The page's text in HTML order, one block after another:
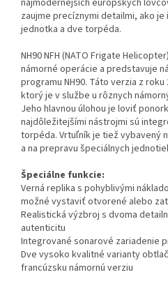
zaujme precíznymi detailmi, ako
jednotka a dve torpéda.
NH90 NFH (NATO Frigate
námorné operácie a predstavuje
programu NH90. Táto verzia z
ktorý je v službe u rôznych
Jeho hlavnou úlohou je loviť
najdôležitejšími nástrojmi sú
torpéda. Vrtuľník je tiež vybavený
a na prepravu špeciálnych
Špeciálne funkcie:
Verná replika s pohyblivými
možné vystaviť otvorené alebo
Realistická výzbroj s dvoma
autenticitu
Integrované sonarové zariadenie
Dve vysoko kvalitné varianty
francúzsku námornú verziu